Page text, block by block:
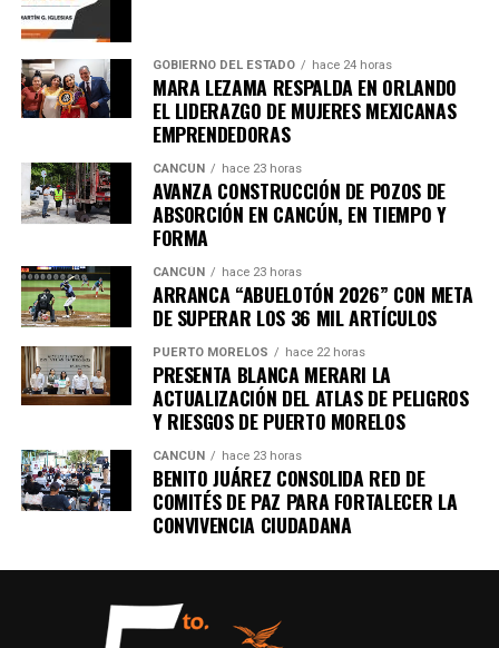
GOBIERNO DEL ESTADO hace 24 horas
MARA LEZAMA RESPALDA EN ORLANDO
EL LIDERAZGO DE MUJERES MEXICANAS
EMPRENDEDORAS
CANCÚN hace 23 horas
AVANZA CONSTRUCCIÓN DE POZOS DE
ABSORCIÓN EN CANCÚN, EN TIEMPO Y
FORMA
CANCÚN hace 23 horas
ARRANCA “ABUELOTÓN 2026” CON META
DE SUPERAR LOS 36 MIL ARTÍCULOS
PUERTO MORELOS hace 22 horas
PRESENTA BLANCA MERARI LA
ACTUALIZACIÓN DEL ATLAS DE PELIGROS
Y RIESGOS DE PUERTO MORELOS
CANCÚN hace 23 horas
BENITO JUÁREZ CONSOLIDA RED DE
COMITÉS DE PAZ PARA FORTALECER LA
CONVIVENCIA CIUDADANA